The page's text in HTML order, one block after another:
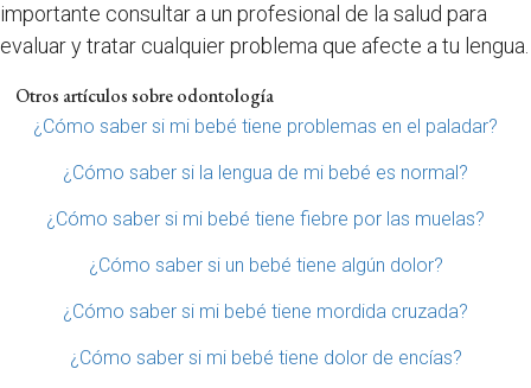
importante consultar a un profesional de la salud para
evaluar y tratar cualquier problema que afecte a tu lengua.
Otros artículos sobre odontología
¿Cómo saber si mi bebé tiene problemas en el paladar?
¿Cómo saber si la lengua de mi bebé es normal?
¿Cómo saber si mi bebé tiene fiebre por las muelas?
¿Cómo saber si un bebé tiene algún dolor?
¿Cómo saber si mi bebé tiene mordida cruzada?
¿Cómo saber si mi bebé tiene dolor de encías?